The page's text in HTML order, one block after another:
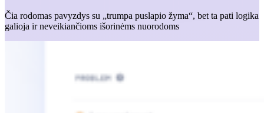
Čia rodomas pavyzdys su „trumpa puslapio žyma“, bet ta pati logika
galioja ir neveikiančioms išorinėms nuorodoms